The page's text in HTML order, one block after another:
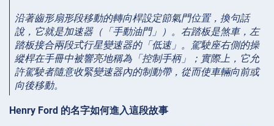
沿著齒形扇形段移動的轉向桿設定節氣門位置，換句話
說，它就是加速器（「手動油門」）。右踏板是煞車，左
踏板接合兩段式行星變速器的「低速」。駕駛座右側的操
縱桿在手冊中被響亮地稱為「控制手柄」；實際上，它允
許駕駛者隨意收緊變速器內的制動帶，從而使車輛向前或
向後移動。
Henry Ford 的名字如何進入這段故事